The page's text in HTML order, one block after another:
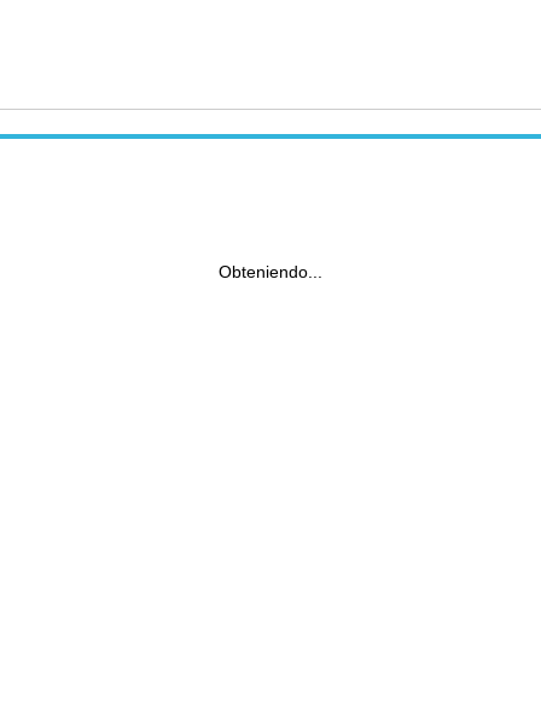
Obteniendo...